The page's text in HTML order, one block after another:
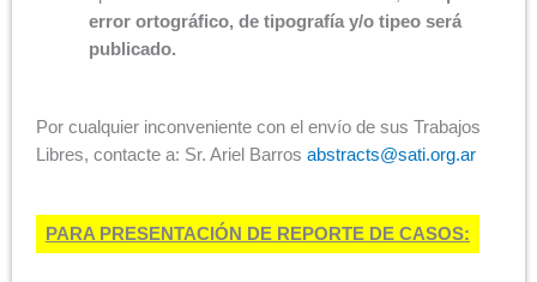
error ortográfico, de tipografía y/o tipeo será
publicado.
Por cualquier inconveniente con el envío de sus Trabajos
Libres, contacte a: Sr. Ariel Barros abstracts@sati.org.ar
PARA PRESENTACIÓN DE REPORTE DE CASOS: